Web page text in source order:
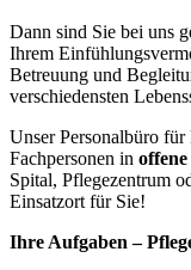
Dann sind Sie bei uns
Ihrem
Betreuung und
verschiedensten
Unser Personalbüro
Fachpersonen in
Spital, Pflegezentrum
Einsatzort für Sie!
Ihre Aufgaben –